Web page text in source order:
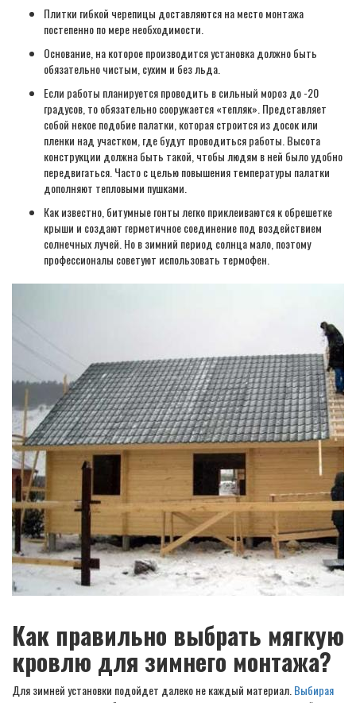
Плитки гибкой черепицы доставляются на место монтажа
постепенно по мере необходимости.
Основание, на которое производится установка должно быть
обязательно чистым, сухим и без льда.
Если работы планируется проводить в сильный мороз до -20
градусов, то обязательно сооружается «тепляк». Представляет
собой некое подобие палатки, которая строится из досок или
пленки над участком, где будут проводиться работы. Высота
конструкции должна быть такой, чтобы людям в ней было удобно
передвигаться. Часто с целью повышения температуры палатки
дополняют тепловыми пушками.
Как известно, битумные гонты легко приклеиваются к обрешетке
крыши и создают герметичное соединение под воздействием
солнечных лучей. Но в зимний период солнца мало, поэтому
профессионалы советуют использовать термофен.
Как правильно выбрать мягкую
кровлю для зимнего монтажа?
Для зимней установки подойдет далеко не каждый материал. Выбирая